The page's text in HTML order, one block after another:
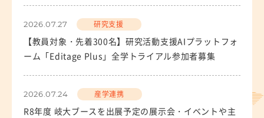
概要
知的財産（特許など）に関することを知りたい方
研究段階から出願まで
知的財産マネジメントQ＆A
2026.07.27 研究支援
【教員対象・先着300名】研究活動支援AIプラットフォ
ーム「Editage Plus」全学トライアル参加者募集
2026.07.24 産学連携
R8年度 岐大ブースを出展予定の展示会・イベントや主